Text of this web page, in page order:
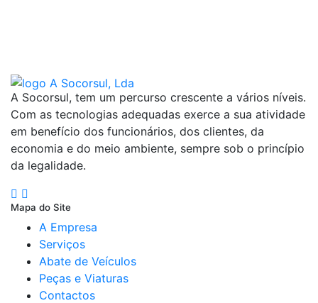
A Socorsul, tem um percurso crescente a vários níveis.
Com as tecnologias adequadas exerce a sua atividade
em benefício dos funcionários, dos clientes, da
economia e do meio ambiente, sempre sob o princípio
da legalidade.
Mapa do Site
A Empresa
Serviços
Abate de Veículos
Peças e Viaturas
Contactos